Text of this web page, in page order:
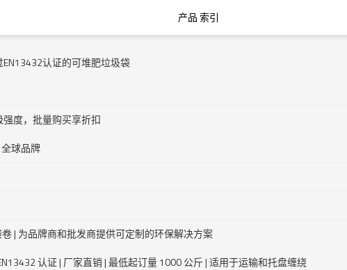
产品 索引
认证的可堆肥垃圾袋
强度，批量购买享折扣
球品牌
| 为品牌商和批发商提供可定制的环保解决方案
认证 | 厂家直销 | 最低起订量 1000 公斤 | 适用于运输和托盘缠绕